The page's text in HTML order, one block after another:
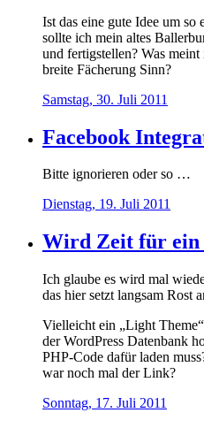
Ist das eine gute Idee um so
sollte ich mein altes
und fertigstellen? Was
breite Fächerung Sinn?
Samstag, 30. Juli 2011
Facebook
Bitte ignorieren oder so …
Dienstag, 19. Juli 2011
Wird Zeit für ein
Ich glaube es wird mal
das hier setzt langsam Rost
Vielleicht ein „Light
der WordPress Datenbank
PHP-Code dafür laden
war noch mal der Link?
Sonntag, 17. Juli 2011